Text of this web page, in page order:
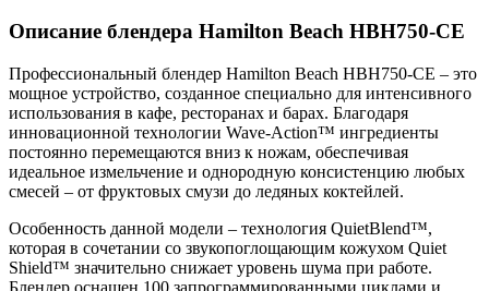
Описание блендера Hamilton Beach HBH750-CE
Профессиональный блендер Hamilton Beach HBH750-CE – это
мощное устройство, созданное специально для интенсивного
использования в кафе, ресторанах и барах. Благодаря
инновационной технологии Wave-Action™ ингредиенты
постоянно перемещаются вниз к ножам, обеспечивая
идеальное измельчение и однородную консистенцию любых
смесей – от фруктовых смузи до ледяных коктейлей.
Особенность данной модели – технология QuietBlend™,
которая в сочетании со звукопоглощающим кожухом Quiet
Shield™ значительно снижает уровень шума при работе.
Блендер оснащен 100 запрограммированными циклами и